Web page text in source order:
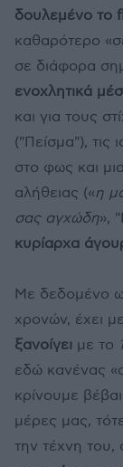
δουλεμένο το
καθαρότερο
σε διάφορα
ενοχλητικά
και για τους
("Πείσμα"), τις
στο φως και
αλήθειας («η
σας αγχώδη»,
κυρίαρχα
Με δεδομένο
χρονών, έχει
ξανοίγει με το
εδώ κανένας
κρίνουμε
μέρες μας,
την τέχνη